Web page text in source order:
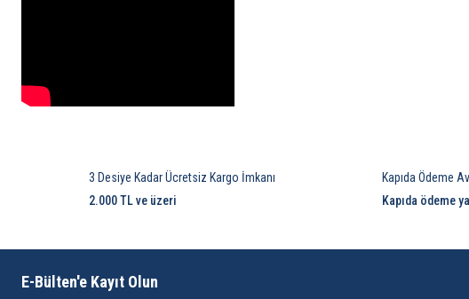
3 Desiye Kadar Ücretsiz Kargo İmkanı
2.000 TL ve üzeri
Kapıda Ödeme
Kapıda ödeme
E-Bülten'e Kayıt Olun